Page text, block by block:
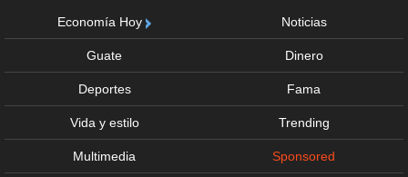
Economía Hoy Noticias
Guate Dinero
Deportes Fama
Vida y estilo Trending
Multimedia Sponsored